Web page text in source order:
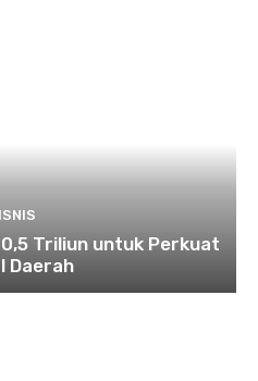
Triliun untuk Perkuat
Daerah